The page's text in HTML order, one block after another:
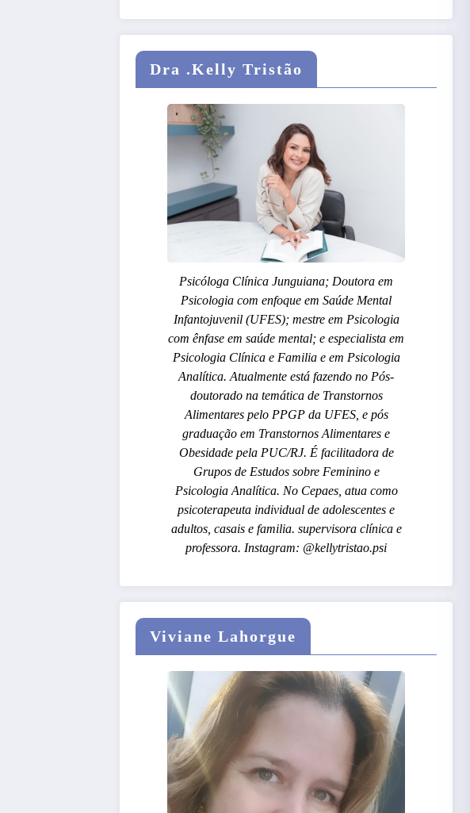
Dra .Kelly Tristão
Psicóloga Clínica Junguiana; Doutora em
Psicologia com enfoque em Saúde Mental
Infantojuvenil (UFES); mestre em Psicologia
com ênfase em saúde mental; e especialista em
Psicologia Clínica e Familia e em Psicologia
Analítica. Atualmente está fazendo no Pós-
doutorado na temática de Transtornos
Alimentares pelo PPGP da UFES, e pós
graduação em Transtornos Alimentares e
Obesidade pela PUC/RJ. É facilitadora de
Grupos de Estudos sobre Feminino e
Psicologia Analítica. No Cepaes, atua como
psicoterapeuta individual de adolescentes e
adultos, casais e familia. supervisora clínica e
professora. Instagram: @kellytristao.psi
Viviane Lahorgue